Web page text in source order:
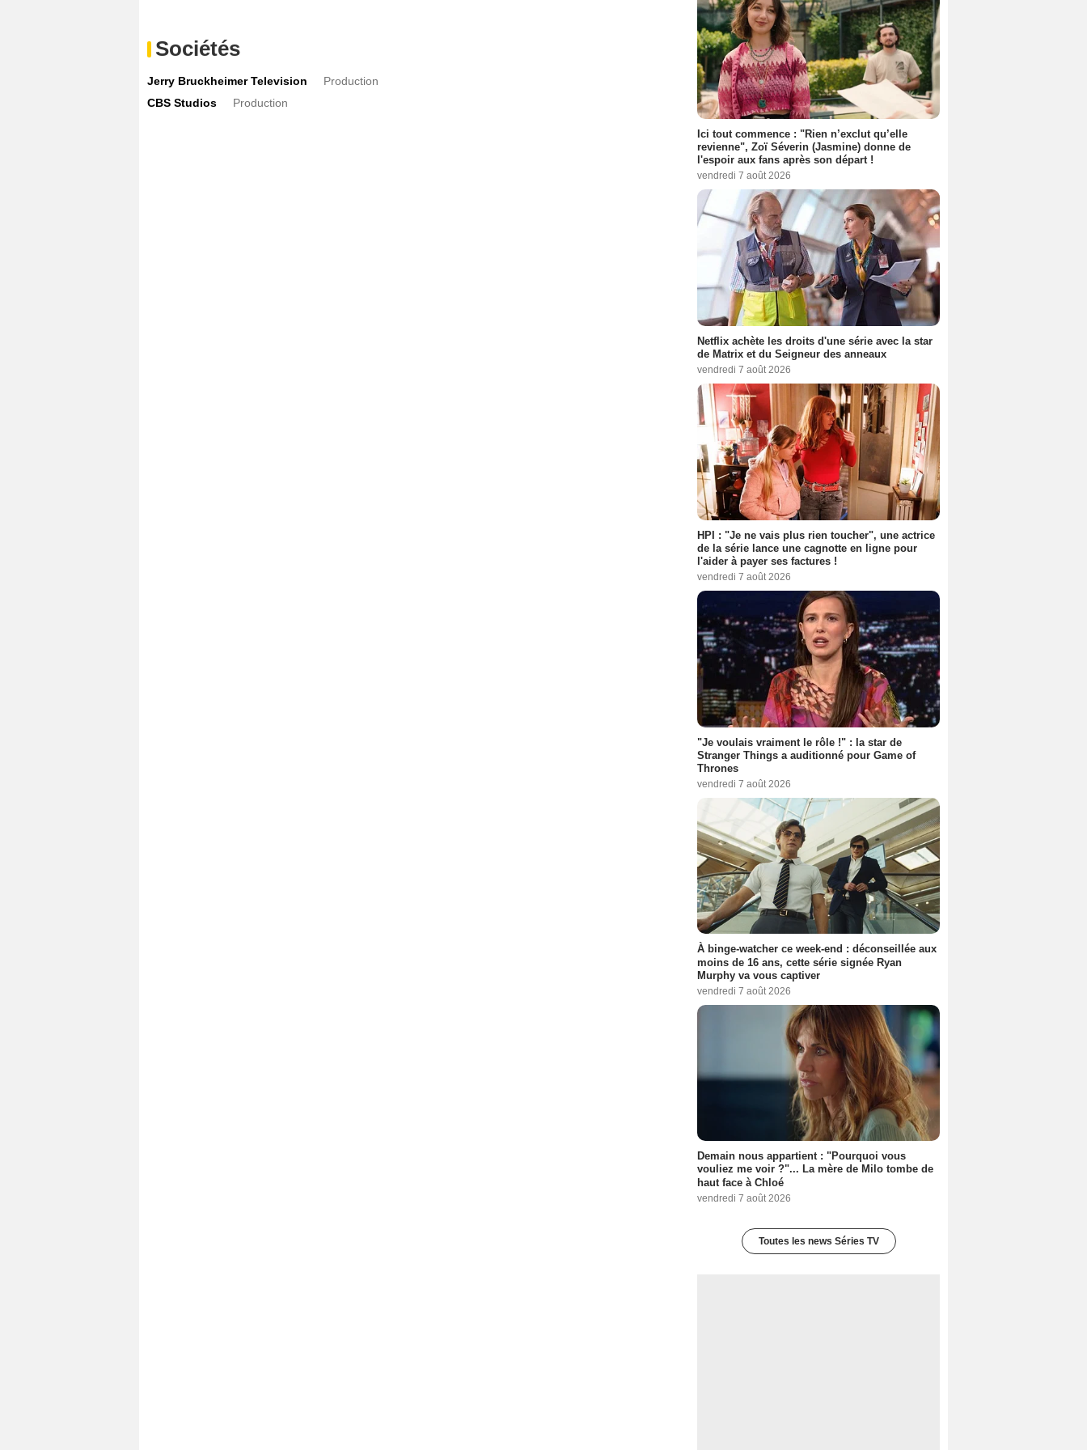
Sociétés
Jerry Bruckheimer Television
Production
CBS Studios
Production
Ici tout commence : "Rien n’exclut qu’elle
revienne", Zoï Séverin (Jasmine) donne de
l'espoir aux fans après son départ !
vendredi 7 août 2026
Netflix achète les droits d'une série avec la star
de Matrix et du Seigneur des anneaux
vendredi 7 août 2026
HPI : "Je ne vais plus rien toucher", une actrice
de la série lance une cagnotte en ligne pour
l'aider à payer ses factures !
vendredi 7 août 2026
"Je voulais vraiment le rôle !" : la star de
Stranger Things a auditionné pour Game of
Thrones
vendredi 7 août 2026
À binge-watcher ce week-end : déconseillée aux
moins de 16 ans, cette série signée Ryan
Murphy va vous captiver
vendredi 7 août 2026
Demain nous appartient : "Pourquoi vous
vouliez me voir ?"... La mère de Milo tombe de
haut face à Chloé
vendredi 7 août 2026
Toutes les news Séries TV